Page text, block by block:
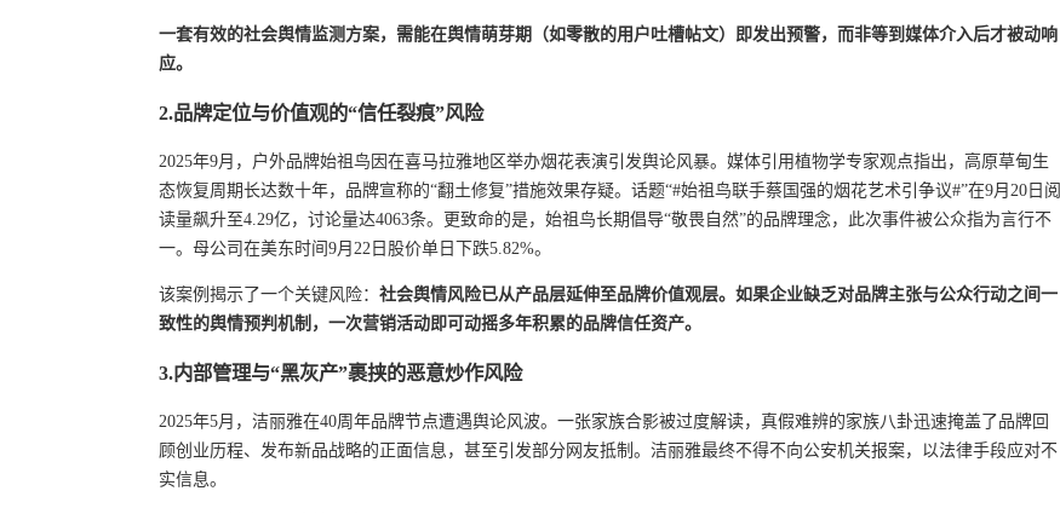
一套有效的社会舆情监测方案，需能在舆情萌芽期（如零散的用户吐槽帖文）即发出预警，而非等到媒体介入后才被动响
应。
2.品牌定位与价值观的“信任裂痕”风险
2025年9月，户外品牌始祖鸟因在喜马拉雅地区举办烟花表演引发舆论风暴。媒体引用植物学专家观点指出，高原草甸生
态恢复周期长达数十年，品牌宣称的“翻土修复”措施效果存疑。话题“#始祖鸟联手蔡国强的烟花艺术引争议#”在9月20日阅
读量飙升至4.29亿，讨论量达4063条。更致命的是，始祖鸟长期倡导“敬畏自然”的品牌理念，此次事件被公众指为言行不
一。母公司在美东时间9月22日股价单日下跌5.82%。
该案例揭示了一个关键风险： 社会舆情风险已从产品层延伸至品牌价值观层。如果企业缺乏对品牌主张与公众行动之间一
致性的舆情预判机制，一次营销活动即可动摇多年积累的品牌信任资产。
3.内部管理与“黑灰产”裹挟的恶意炒作风险
2025年5月，洁丽雅在40周年品牌节点遭遇舆论风波。一张家族合影被过度解读，真假难辨的家族八卦迅速掩盖了品牌回
顾创业历程、发布新品战略的正面信息，甚至引发部分网友抵制。洁丽雅最终不得不向公安机关报案，以法律手段应对不
实信息。